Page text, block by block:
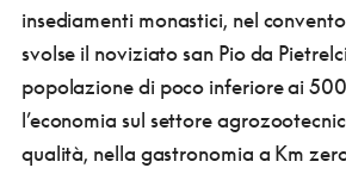
insediamenti monastici, nel
svolse il noviziato san Pio da
popolazione di poco inferiore ai
l’economia sul settore
qualità, nella gastronomia a Km